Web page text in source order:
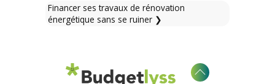
Financer ses travaux de rénovation
énergétique sans se ruiner ❯